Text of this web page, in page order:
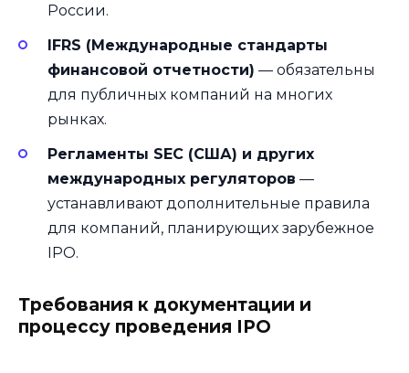
России.
IFRS (Международные стандарты
финансовой отчетности) — обязательны
для публичных компаний на многих
рынках.
Регламенты SEC (США) и других
международных регуляторов —
устанавливают дополнительные правила
для компаний, планирующих зарубежное
IPO.
Требования к документации и
процессу проведения IPO